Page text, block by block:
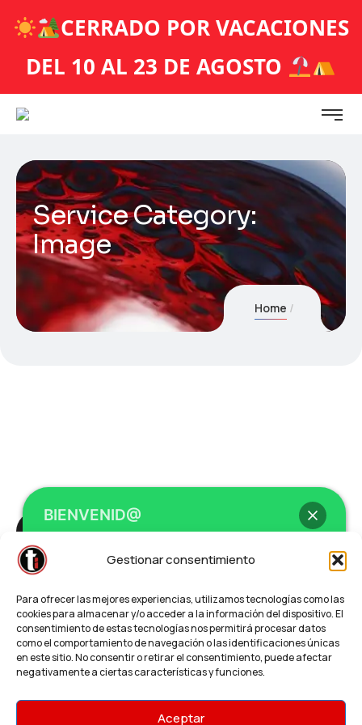
Gestionar consentimiento
Para ofrecer las mejores experiencias, utilizamos tecnologías como las
cookies para almacenar y/o acceder a la información del dispositivo. El
consentimiento de estas tecnologías nos permitirá procesar datos
como el comportamiento de navegación o las identificaciones únicas
en este sitio. No consentir o retirar el consentimiento, puede afectar
negativamente a ciertas características y funciones.
Aceptar
CERRADO POR VACACIONES
DEL 10 AL 23 DE AGOSTO
Service Category:
Image
Home
© Teleimprenta.net | Todos los derechos
Política de privacidad
BIENVENID@
Regalalia
¿Necesitas un presupuesto o impresión
¿Cómo podemos ayudarte?